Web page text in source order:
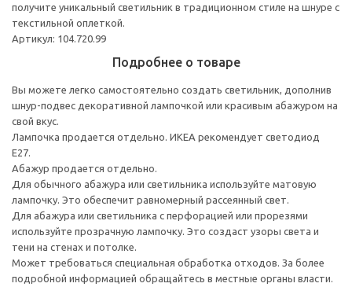
получите уникальный светильник в традиционном стиле на шнуре с
текстильной оплеткой.
Артикул: 104.720.99
Подробнее о товаре
Вы можете легко самостоятельно создать светильник, дополнив
шнур-подвес декоративной лампочкой или красивым абажуром на
свой вкус.
Лампочка продается отдельно. ИКЕА рекомендует светодиод
E27.
Абажур продается отдельно.
Для обычного абажура или светильника используйте матовую
лампочку. Это обеспечит равномерный рассеянный свет.
Для абажура или светильника с перфорацией или прорезями
используйте прозрачную лампочку. Это создаст узоры света и
тени на стенах и потолке.
Может требоваться специальная обработка отходов. За более
подробной информацией обращайтесь в местные органы власти.